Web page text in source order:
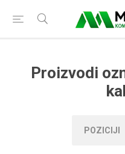
Proizvodi